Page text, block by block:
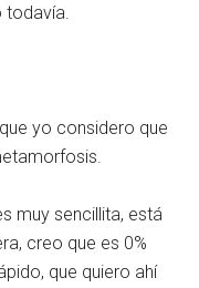
yo considero que
muy sencillita, está
creo que es 0%
que quiero ahí